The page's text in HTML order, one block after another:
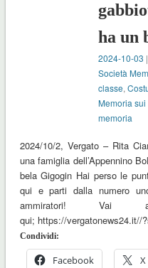
ha un
2024-10-03
Società
classe,
Memoria sui
memoria
2024/10/2, Vergato – Rita
una famiglia dell’Appennino
bela Gigogin Hai perso le
qui e parti dalla numero
ammiratori! Vai
qui; https://vergatonews24.it//
Condividi:
Facebook X